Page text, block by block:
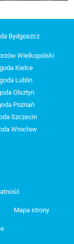
Bydgoszcz
Wielkopolski
Kielce
Lublin
Olsztyn
Poznań
Szczecin
Wrocław
Mapa strony